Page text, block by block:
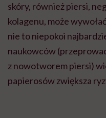
skóry, również piersi,
kolagenu, może
nie to niepokoi
naukowców
z nowotworem piersi)
papierosów zwiększa